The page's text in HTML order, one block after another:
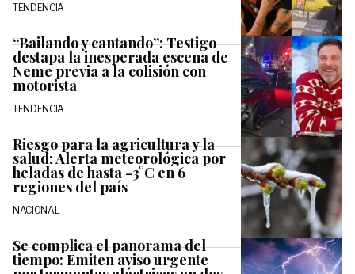
TENDENCIA
“Bailando y cantando”: Testigo
destapa la inesperada escena de
Neme previa a la colisión con
motorista
TENDENCIA
Riesgo para la agricultura y la
salud: Alerta meteorológica por
heladas de hasta -3°C en 6
regiones del país
NACIONAL
Se complica el panorama del
tiempo: Emiten aviso urgente